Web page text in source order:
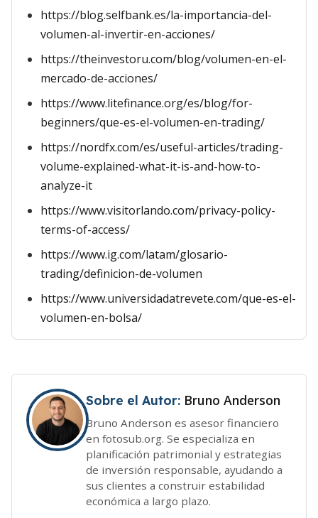
https://blog.selfbank.es/la-importancia-del-
volumen-al-invertir-en-acciones/
https://theinvestoru.com/blog/volumen-en-el-
mercado-de-acciones/
https://www.litefinance.org/es/blog/for-
beginners/que-es-el-volumen-en-trading/
https://nordfx.com/es/useful-articles/trading-
volume-explained-what-it-is-and-how-to-
analyze-it
https://www.visitorlando.com/privacy-policy-
terms-of-access/
https://www.ig.com/latam/glosario-
trading/definicion-de-volumen
https://www.universidadatrevete.com/que-es-el-
volumen-en-bolsa/
Sobre el Autor: Bruno Anderson
Bruno Anderson es asesor financiero
en fotosub.org. Se especializa en
planificación patrimonial y estrategias
de inversión responsable, ayudando a
sus clientes a construir estabilidad
económica a largo plazo.